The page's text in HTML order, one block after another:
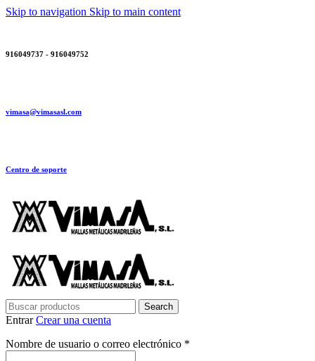
Skip to navigation Skip to main content
916049737 - 916049752
vimasa@vimasasl.com
Centro de soporte
Search
EntrarCrear una cuenta
Nombre de usuario o correo electrónico *